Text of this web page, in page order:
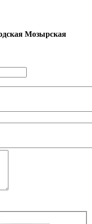
Мозырская